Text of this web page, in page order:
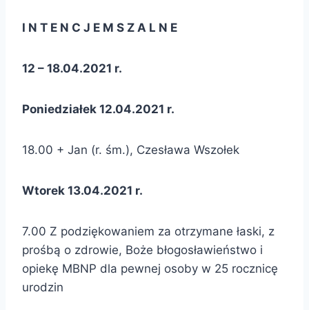
I N T E N C J E M S Z A L N E
12 – 18.04.2021 r.
Poniedziałek 12.04.2021 r.
18.00 + Jan (r. śm.), Czesława Wszołek
Wtorek 13.04.2021 r.
7.00 Z podziękowaniem za otrzymane łaski, z
prośbą o zdrowie, Boże błogosławieństwo i
opiekę MBNP dla pewnej osoby w 25 rocznicę
urodzin